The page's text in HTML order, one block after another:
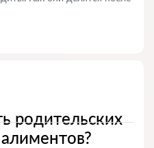
родительских